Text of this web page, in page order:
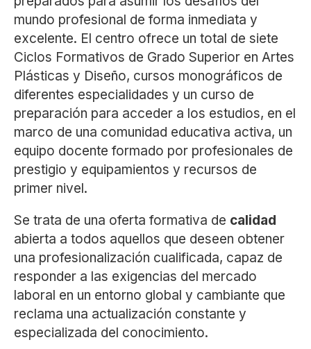
mundo profesional de forma inmediata y
excelente. El centro ofrece un total de siete
Ciclos Formativos de Grado Superior en Artes
Plásticas y Diseño, cursos monográficos de
diferentes especialidades y un curso de
preparación para acceder a los estudios, en el
marco de una comunidad educativa activa, un
equipo docente formado por profesionales de
prestigio y equipamientos y recursos de
primer nivel.
Se trata de una oferta formativa de calidad
abierta a todos aquellos que deseen obtener
una profesionalización cualificada, capaz de
responder a las exigencias del mercado
laboral en un entorno global y cambiante que
reclama una actualización constante y
especializada del conocimiento.